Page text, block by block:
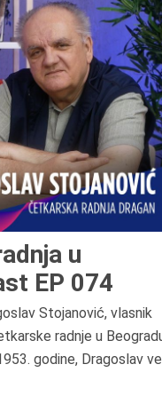
u
EP 074
Stojanović, vlasnik
radnje u
godine, Dragoslav